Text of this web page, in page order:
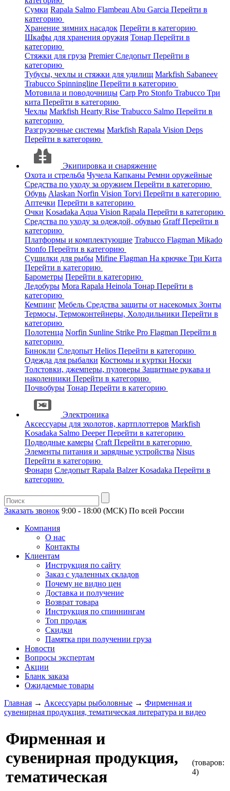
Сумки Rapala Salmo Flambeau Abu Garcia Перейти в
категорию
Хранение зимних насадок Перейти в категорию
Шкафы для хранения оружия Тонар Перейти в
категорию
Стяжки для груза PremierСледопыт Перейти в
категорию
Тубусы, чехлы и стяжки для удилищ Markfish Sabaneev
Trabucco Spinningline Перейти в категорию
Мотовила и поводочницы Carp Pro Stonfo Trabucco Три
кита Перейти в категорию
Чехлы Markfish Hearty Rise Trabucco Salmo Перейти в
категорию
Разгрузочные системы Markfish Rapala Vision Deps
Перейти в категорию
Экипировка и снаряжение
Охота и стрельба Чучела Капканы Ремни оружейные
Средства по уходу за оружием Перейти в категорию
Обувь Alaskan Norfin Vision Torvi Перейти в категорию
Аптечки Перейти в категорию
Очки Kosadaka Aqua Vision Rapala Перейти в категорию
Средства по уходу за одеждой, обувью GraffПерейти в
категорию
Платформы и комплектующие Trabucco Flagman Mikado
Stonfo Перейти в категорию
Сушилки для рыбы Mifine Flagman На крючке Три Кита
Перейти в категорию
Барометры Перейти в категорию
Ледобуры Mora Rapala Heinola Тонар Перейти в
категорию
Кемпинг Мебель Средства защиты от насекомых Зонты
Термосы, Термоконтейнеры, Холодильники Перейти в
категорию
Полотенца Norfin Sunline Strike Pro Flagman Перейти в
категорию
Бинокли Следопыт Helios Перейти в категорию
Одежда для рыбалки Костюмы и куртки Носки
Толстовки, джемперы, пуловеры Защитные рукава и
наколенники Перейти в категорию
Почвобуры Тонар Перейти в категорию
Электроника
Аксессуары для эхолотов, картплоттеров Markfish
Kosadaka Salmo DeeperПерейти в категорию
Подводные камеры Craft Перейти в категорию
Элементы питания и зарядные устройства Nisus
Перейти в категорию
Фонари Следопыт Rapala BalzerKosadaka Перейти в
категорию
Заказать звонок 9:00 - 18:00 (МСК) По всей России
Компания
О нас
Контакты
Клиентам
Инструкция по сайту
Заказ с удаленных складов
Почему не видно цен
Доставка и получение
Возврат товара
Инструкция по спиннингам
Топ продаж
Скидки
Памятка при получении груза
Новости
Вопросы экспертам
Акции
Бланк заказа
Ожидаемые товары
Главная → Аксессуары рыболовные → Фирменная и
сувенирная продукция, тематическая литература и видео
Фирменная и
сувенирная продукция,
тематическая
(товаров:
4)